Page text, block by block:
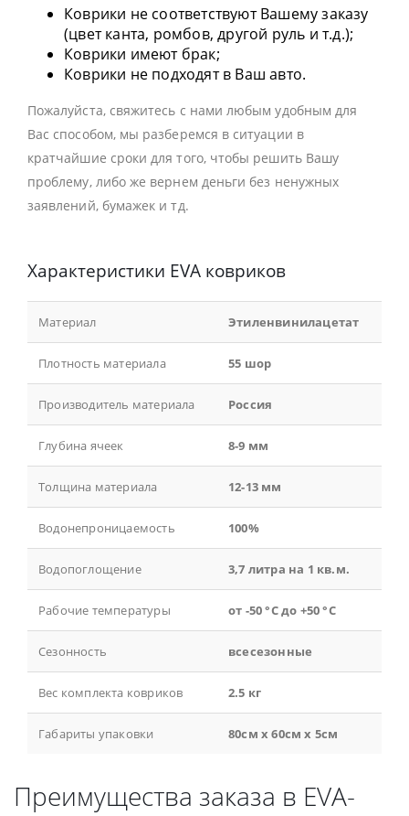
Коврики не соответствуют Вашему заказу
(цвет канта, ромбов, другой руль и т.д.);
Коврики имеют брак;
Коврики не подходят в Ваш авто.
Пожалуйста, свяжитесь с нами любым удобным для
Вас способом, мы разберемся в ситуации в
кратчайшие сроки для того, чтобы решить Вашу
проблему, либо же вернем деньги без ненужных
заявлений, бумажек и тд.
Характеристики EVA ковриков
Материал Этиленвинилацетат
Плотность материала 55 шор
Производитель материала Россия
Глубина ячеек 8-9 мм
Толщина материала 12-13 мм
Водонепроницаемость 100%
Водопоглощение 3,7 литра на 1 кв.м.
Рабочие температуры от -50 °С до +50 °С
Сезонность всесезонные
Вес комплекта ковриков 2.5 кг
Габариты упаковки 80см x 60см x 5см
Преимущества заказа в EVA-